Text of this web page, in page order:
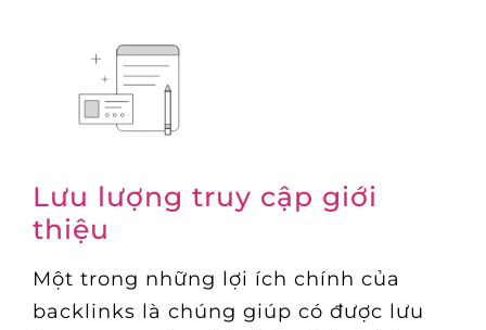
Lưu lượng truy cập giới
thiệu
Một trong những lợi ích chính của
backlinks là chúng giúp có được lưu